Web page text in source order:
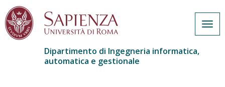
Dipartimento di Ingegneria informatica,
automatica e gestionale